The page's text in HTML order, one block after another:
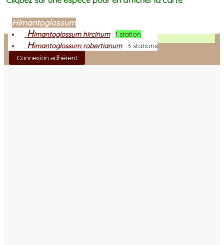
Facebook
Connexion adhérent
Himantoglossum
Himantoglossum hircinum: 1 station
Himantoglossum robertianum: 3 stations